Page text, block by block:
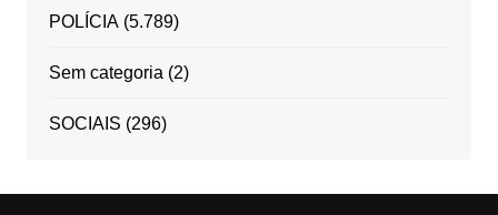
POLÍCIA(5.789)
Sem categoria (2)
SOCIAIS (296)